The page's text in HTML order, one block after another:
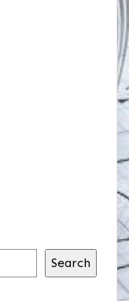
Search